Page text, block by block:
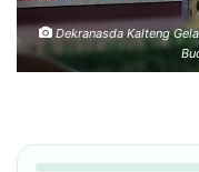
Dekranasda Kalteng